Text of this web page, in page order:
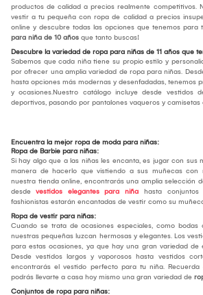
productos de calidad a precios realmente competitivos.
vestir a tu pequeña con ropa de calidad a precios
online y descubre todas las opciones que tenemos para
para niña de 10 años que tanto buscas!
Descubre la variedad de ropa para niñas de 11 años que
Sabemos que cada niña tiene su propio estilo y
por ofrecer una amplia variedad de ropa para niñas.
hasta opciones más modernas y desenfadadas, tenemos
y ocasiones.Nuestro catálogo incluye desde vestidos
deportivos, pasando por pantalones vaqueros y camisetas
Encuentra la mejor ropa de moda para niñas:
Ropa de Barbie para niñas:
Si hay algo que a las niñas les encanta, es jugar con sus
manera de hacerlo que vistiendo a sus muñecas con
nuestra tienda online, encontrarás una amplia selección
desde vestidos elegantes para niña hasta conjuntos
fashionistas estarán encantadas de vestir como su
Ropa de vestir para niñas:
Cuando se trata de ocasiones especiales, como bodas
nuestras pequeñas luzcan hermosas y elegantes. Los
para estas ocasiones, ya que hay una gran variedad de
Desde vestidos largos y vaporosos hasta vestidos
encontrarás el vestido perfecto para tu niña.
podrás llevarte a casa hoy mismo una gran variedad de
Conjuntos de ropa para niñas: